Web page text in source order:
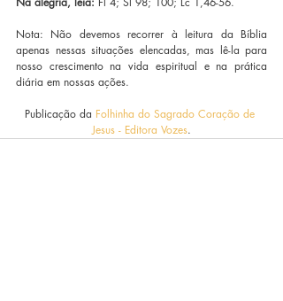
Nota: Não devemos recorrer à leitura da Bíblia
apenas nessas situações elencadas, mas lê-la para
nosso crescimento na vida espiritual e na prática
diária em nossas ações.
Publicação da Folhinha do Sagrado Coração de
Jesus - Editora Vozes.